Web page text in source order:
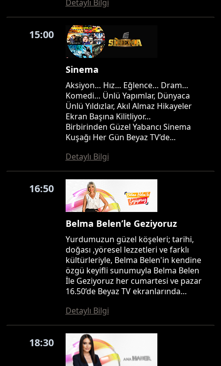
Detaylı Bilgi
15:00
Sinema
Aksiyon… Hız… Eğlence… Dram…
Komedi… Ünlü Yapımlar, Dünyaca
Ünlü Yıldızlar, Akıl Almaz Hikayeler
Ekran Başına Kilitliyor…
Birbirinden Güzel Yabancı Sinema
Kuşağı Her Gün Beyaz TV’de...
Detaylı Bilgi
16:50
Belma Belen’le Geziyoruz
Yurdumuzun güzel köşeleri; tarihi,
doğası ,yöresel lezzetleri ve farklı
kültürleriyle, Belma Belen'in kendine
özgü keyifli sunumuyla Belma Belen
İle Geziyoruz her cumartesi ve pazar
16.50’de Beyaz TV ekranlarında…
Detaylı Bilgi
18:30